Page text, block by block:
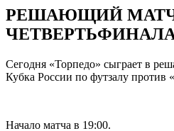
РЕШАЮЩИЙ
Сегодня «Торпедо» сыграет в
Кубка России по футзалу против
Начало матча в 19:00.